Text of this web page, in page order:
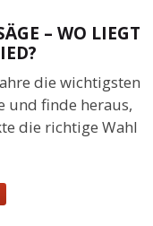
– WO LIEGT
die wichtigsten
und finde heraus,
die richtige Wahl